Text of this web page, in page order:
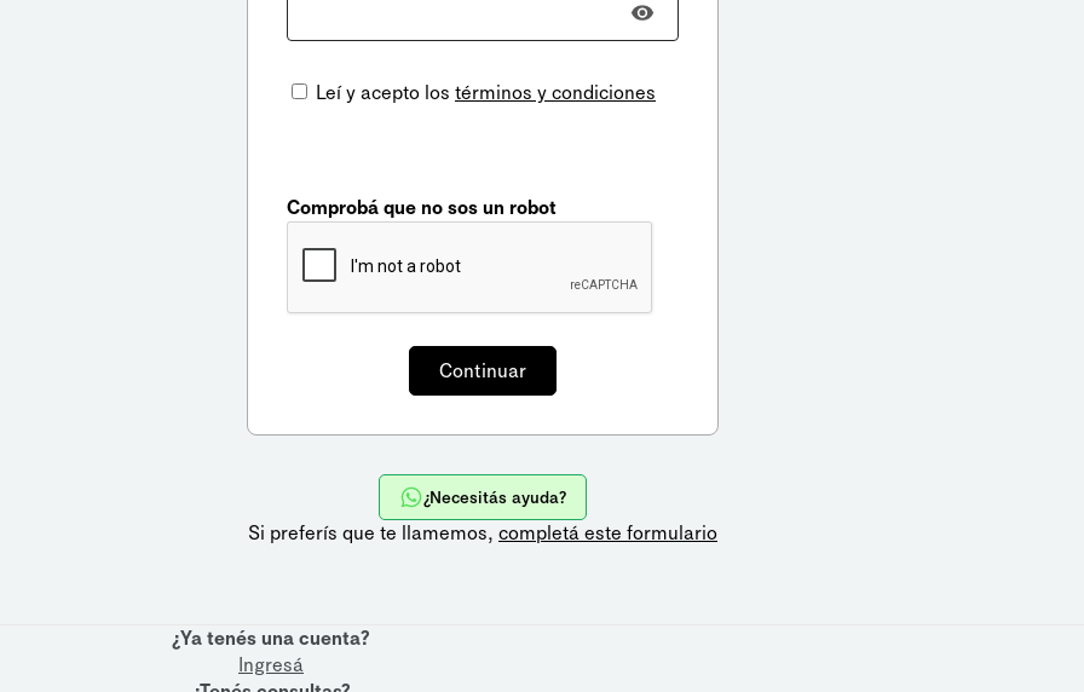
Leí y acepto los términos y condiciones
Comprobá que no sos un robot
¿Necesitás ayuda?
Si preferís que te llamemos, completá este formulario
¿Ya tenés una cuenta?
Ingresá